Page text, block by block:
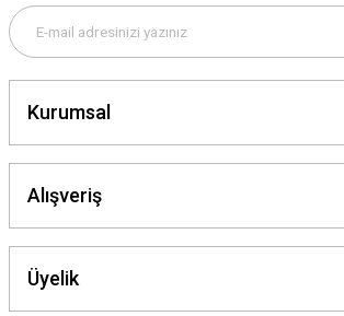
Kurumsal
Alışveriş
Üyelik